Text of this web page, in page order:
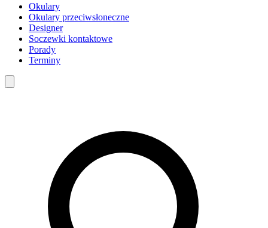
Okulary
Okulary przeciwsłoneczne
Designer
Soczewki kontaktowe
Porady
Terminy